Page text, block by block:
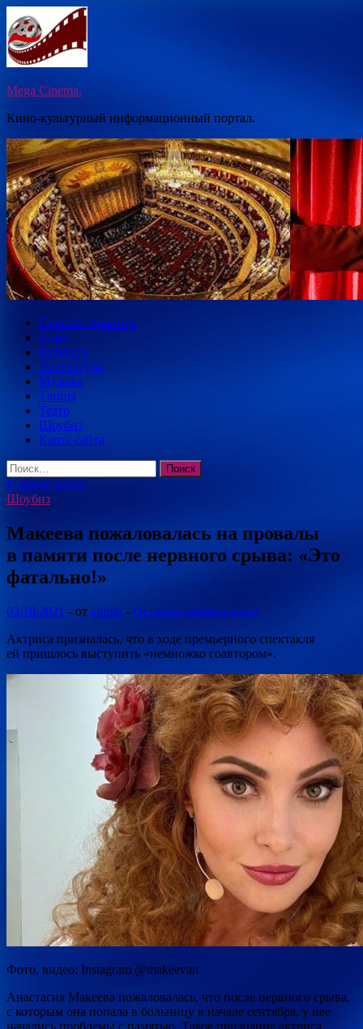
Перейти
к
содержимому
Mega Cinema.
Кино-культурный информационный портал.
Главная страница
Кино
Культура
Литература
Музыка
Танцы
Театр
Шоубиз
Карта сайта
Найти:
Главное меню
Шоубиз
Макеева пожаловалась на провалы
в памяти после нервного срыва: «Это
фатально!»
03.10.2021 - от admin - Оставьте комментарий
Актриса призналась, что в ходе премьерного спектакля
ей пришлось выступить «немножко соавтором».
Фото, видео: Instagram @makeevan
Анастасия Макеева пожаловалась, что после нервного срыва,
с которым она попала в больницу в начале сентября, у нее
начались проблемы с памятью. Такое признание актриса